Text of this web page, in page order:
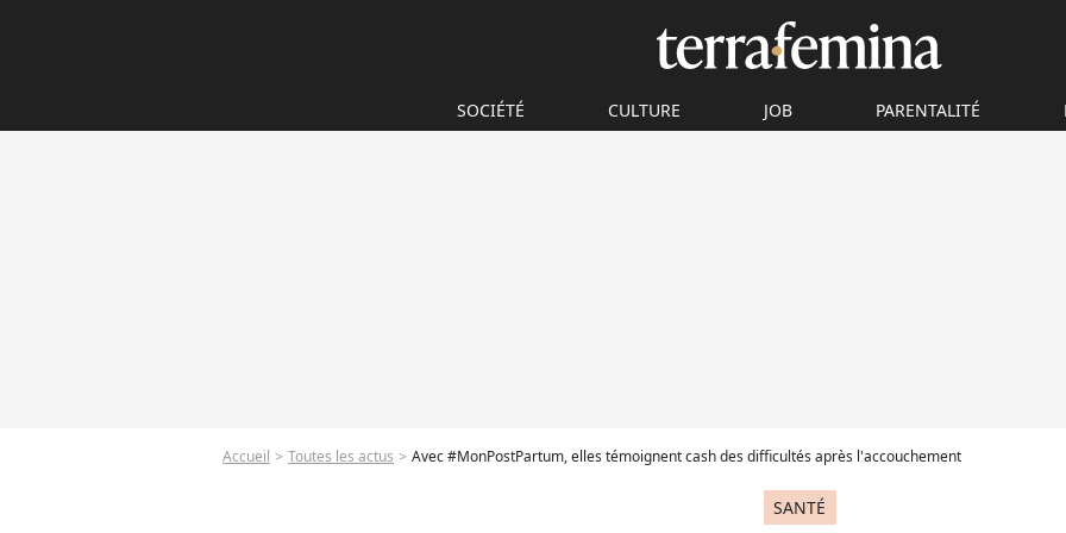
SOCIÉTÉ CULTURE JOB PARENTALITÉ
Accueil Toutes les actus Avec #MonPostPartum, elles témoignent cash des difficultés après l'accouchement
SANTÉ